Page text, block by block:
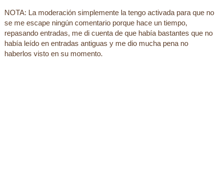
NOTA: La moderación simplemente la tengo activada para que no
se me escape ningún comentario porque hace un tiempo,
repasando entradas, me di cuenta de que había bastantes que no
había leído en entradas antiguas y me dio mucha pena no
haberlos visto en su momento.